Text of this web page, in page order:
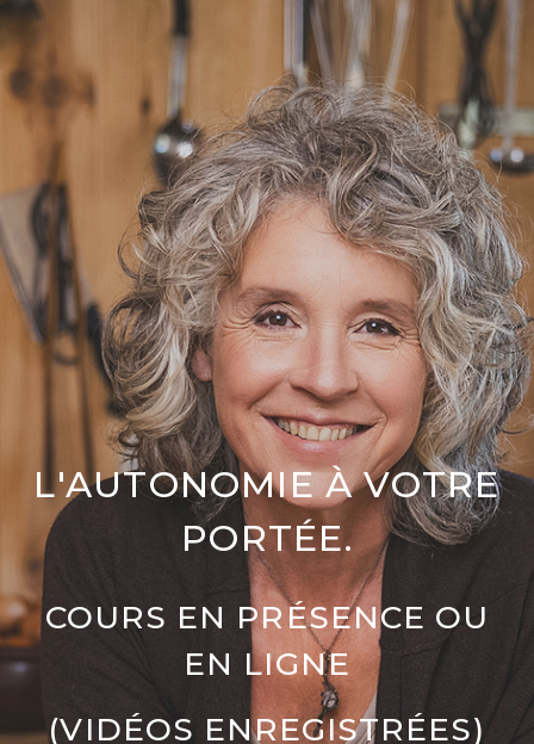
L'AUTONOMIE À VOTRE
PORTÉE.
COURS EN PRÉSENCE OU
EN LIGNE
(VIDÉOS ENREGISTRÉES)